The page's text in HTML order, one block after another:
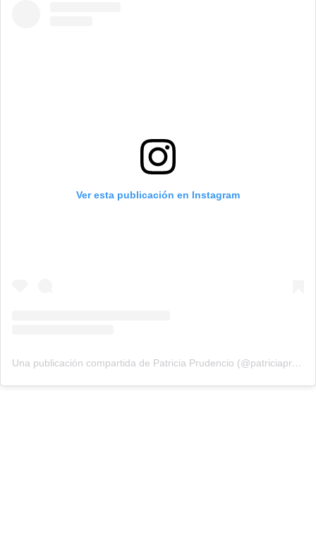
Ver esta publicación en Instagram
Una publicación compartida de Patricia Prudencio (@patriciaprudencio98)